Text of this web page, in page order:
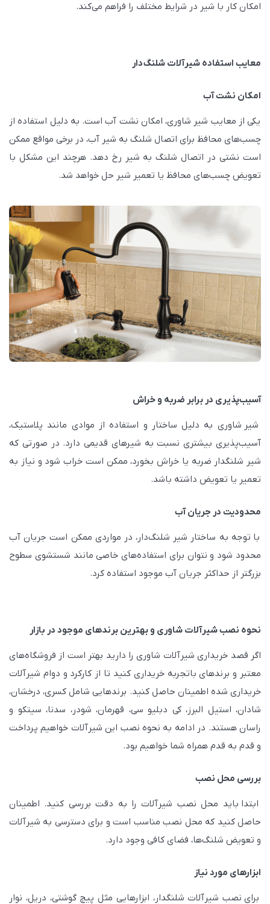
امکان کار با شیر در شرایط مختلف را فراهم می‌کند.
معایب استفاده شیرآلات شلنگ‌دار
امکان نشت آب
یکی از معایب شیر شاوری، امکان نشت آب است. به دلیل استفاده از
چسب‌های محافظ برای اتصال شلنگ به شیر آب، در برخی مواقع ممکن
است نشتی در اتصال شلنگ به شیر رخ دهد. هرچند این مشکل با
تعویض چسب‌های محافظ یا تعمیر شیر حل خواهد شد.
آسیب‌پذیری در برابر ضربه و خراش
شیر شاوری به دلیل ساختار و استفاده از موادی مانند پلاستیک،
آسیب‌پذیری بیشتری نسبت به شیرهای قدیمی دارد. در صورتی که
شیر شلنگدار ضربه یا خراش بخورد، ممکن است خراب شود و نیاز به
تعمیر یا تعویض داشته باشد.
محدودیت در جریان آب
با توجه به ساختار شیر شلنگ‌دار، در مواردی ممکن است جریان آب
محدود شود و نتوان برای استفاده‌های خاصی مانند شستشوی سطوح
بزرگتر از حداکثر جریان آب موجود استفاده کرد.
نحوه نصب شیرآلات شاوری و بهترین برندهای موجود در بازار
اگر قصد خریداری شیرآلات شاوری را دارید بهتر است از فروشگاه‌های
معتبر و برندهای باتجربه خریداری کنید تا از کارکرد و دوام شیرآلات
خریداری شده اطمینان حاصل کنید. برندهایی شامل کسری، درخشان،
شادان، استیل البرز، کی دبلیو سی، قهرمان، شودر، سدنا، سیتکو و
راسان هستند. در ادامه به نحوه نصب این شیرآلات خواهیم پرداخت
و قدم به قدم همراه شما خواهیم بود.
بررسی محل نصب
ابتدا باید محل نصب شیرآلات را به دقت بررسی کنید. اطمینان
حاصل کنید که محل نصب مناسب است و برای دسترسی به شیرآلات
و تعویض شلنگ‌ها، فضای کافی وجود دارد.
ابزارهای مورد نیاز
برای نصب شیرآلات شلنگدار، ابزارهایی مثل پیچ گوشتی، دریل، نوار